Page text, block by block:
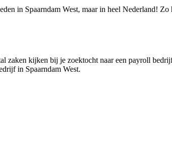
in Spaarndam West, maar in heel Nederland!
zaken kijken bij je zoektocht naar een payroll
in Spaarndam West.